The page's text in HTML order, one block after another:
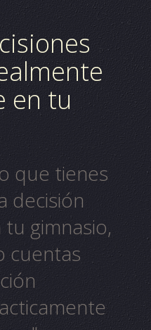
en tu
que tienes
decisión
tu gimnasio,
cuentas